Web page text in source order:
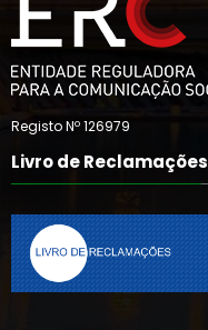
Registo Nº 126979
Livro de Reclamações